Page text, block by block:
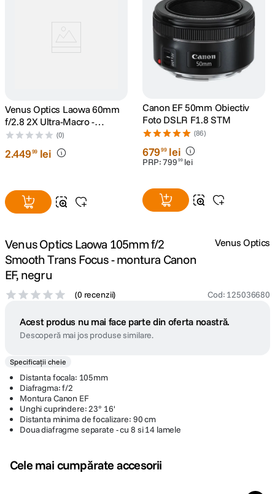
9 . insta 360
10 . godox
Venus Optics Laowa 60mm
f/2.8 2X Ultra-Macro -
montura Nikon FX, negru
(0)
2.44999 lei
Canon EF 50mm Obiectiv
Foto DSLR F1.8 STM
(86)
67999 lei
PRP:799 99 lei
Venus Optics Laowa 105mm f/2
Smooth Trans Focus - montura Canon
EF, negru
(0 recenzii) Cod: 125036680
Venus Optics
Acest produs nu mai face parte din oferta noastră.
Descoperă mai jos produse similare.
Specificații cheie
Distanta focala: 105mm
Diafragma: f/2
Montura Canon EF
Unghi cuprindere: 23° 16'
Distanta minima de focalizare: 90 cm
Doua diafragme separate - cu 8 si 14 lamele
Cele mai cumpărate accesorii